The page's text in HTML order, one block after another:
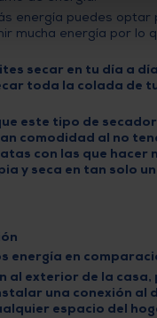
energía puedes optar
mucha energía por lo
secar en tu día a
toda la colada de
este tipo de
comodidad al no
con las que hacer
y seca en tan solo
energía en
al exterior de la casa,
una conexión al
espacio del